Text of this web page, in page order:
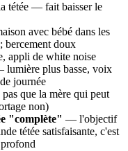
tétée — fait baisser le
avec bébé dans les
bercement doux
appli de white noise
plus basse, voix
journée
que la mère qui peut
non)
"complète" — l'objectif
tétée satisfaisante, c'est